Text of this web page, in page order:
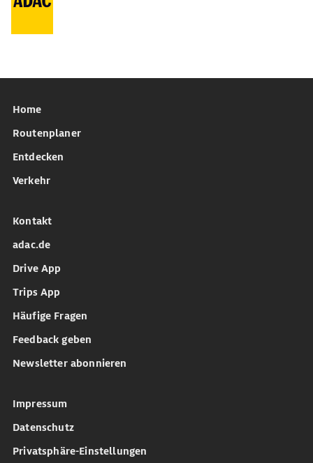
Home
Routenplaner
Entdecken
Verkehr
Kontakt
adac.de
Drive App
Trips App
Häufige Fragen
Feedback geben
Newsletter abonnieren
Impressum
Datenschutz
Privatsphäre-Einstellungen